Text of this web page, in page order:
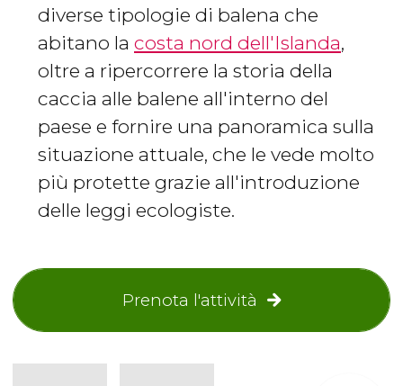
diverse tipologie di balena che
abitano la costa nord dell'Islanda,
oltre a ripercorrere la storia della
caccia alle balene all'interno del
paese e fornire una panoramica sulla
situazione attuale, che le vede molto
più protette grazie all'introduzione
delle leggi ecologiste.
Prenota l'attività